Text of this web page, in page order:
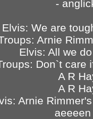
-
Elvis: We are
Arnie
Elvis: All we
Don`t care
A R
A R
Arnie